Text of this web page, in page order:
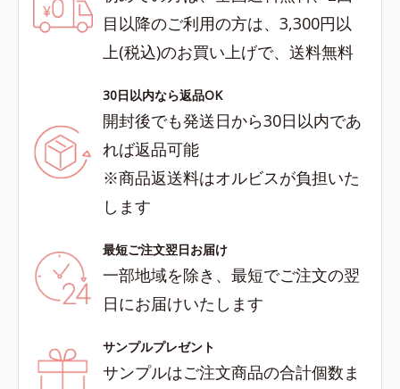
目以降のご利用の方は、3,300円以
上(税込)のお買い上げで、送料無料
30日以内なら返品OK
開封後でも発送日から30日以内であ
れば返品可能
※商品返送料はオルビスが負担いた
します
最短ご注文翌日お届け
一部地域を除き、最短でご注文の翌
日にお届けいたします
サンプルプレゼント
サンプルはご注文商品の合計個数ま